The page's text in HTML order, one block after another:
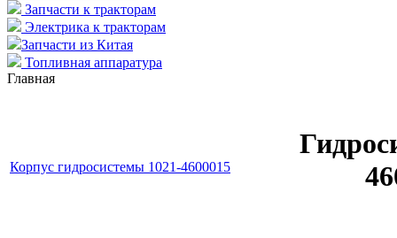
Запчасти к тракторам
Электрика к тракторам
Запчасти из Китая
Топливная аппаратура
Главная
Корпус гидросистемы 1021-4600015